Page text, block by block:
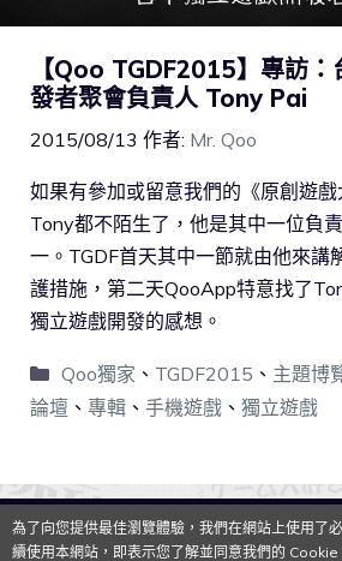
【Qoo TGDF2015】專訪：
發者聚會負責人 Tony Pai
2015/08/13 作者: Mr. Qoo
如果有參加或留意我們的《原創遊
Tony都不陌生了，他是其中一位負
一。TGDF首天其中一節就由他來講
護措施，第二天QooApp特意找了
獨立遊戲開發的感想。
Qoo獨家 、 TGDF2015 、 主題博
論壇 、 專輯 、 手機遊戲 、 獨立遊戲
QooApp Limited ©
為了向您提供最佳瀏覽體驗，我們在網站上使用了
續使用本網站，即表示您了解並同意我們的 Cookie